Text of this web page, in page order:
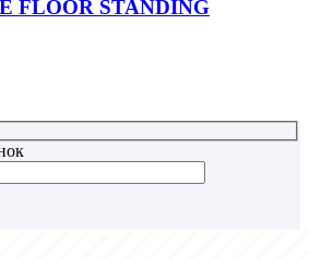
FLOOR STANDING